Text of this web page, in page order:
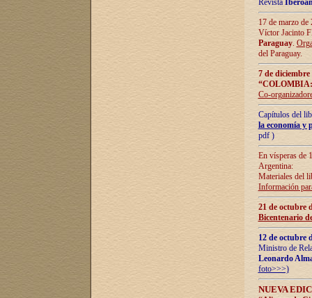
Revista
17 de marzo
Víctor Jacinto
Paraguay.
del Paraguay.
7 de
Co-
Capítulos del
la economía y
pdf )
En vísperas de
Argentina:
Materiales del
Información
21 de octubre
Bicentenario
12 de octubre
Ministro de
Leonardo
foto>>>)
NUEVA